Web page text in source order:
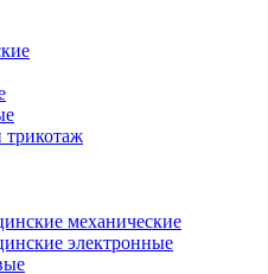
механические
электронные